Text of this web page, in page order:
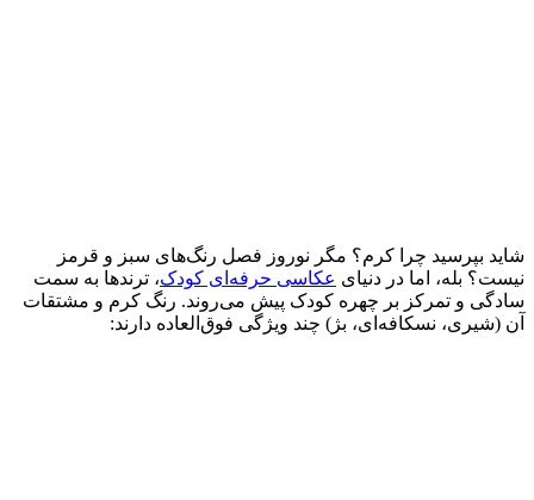
شاید بپرسید چرا کرم؟ مگر نوروز فصل رنگ‌های سبز و قرمز
نیست؟ بله، اما در دنیای عکاسی حرفه‌ای کودک، ترندها به سمت
سادگی و تمرکز بر چهره کودک پیش می‌روند. رنگ کرم و مشتقات
آن (شیری، نسکافه‌ای، بژ) چند ویژگی فوق‌العاده دارند: